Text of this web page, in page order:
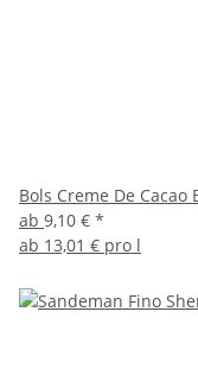
Bols Creme De Cacao
ab 9,10 € *
ab 13,01 € pro l